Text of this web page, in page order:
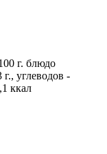
г. блюдо
углеводов -
ккал